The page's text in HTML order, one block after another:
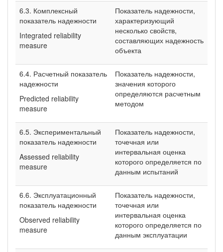
6.3. Комплексный
показатель надежности
Integrated reliability
measure
Показатель надежности,
характеризующий
несколько свойств,
составляющих надежность
объекта
6.4. Расчетный показатель
надежности
Predicted reliability
measure
Показатель надежности,
значения которого
определяются расчетным
методом
6.5. Экспериментальный
показатель надежности
Assessed reliability
measure
Показатель надежности,
точечная или
интервальная оценка
которого определяется по
данным испытаний
6.6. Эксплуатационный
показатель надежности
Observed reliability
measure
Показатель надежности,
точечная или
интервальная оценка
которого определяется по
данным эксплуатации